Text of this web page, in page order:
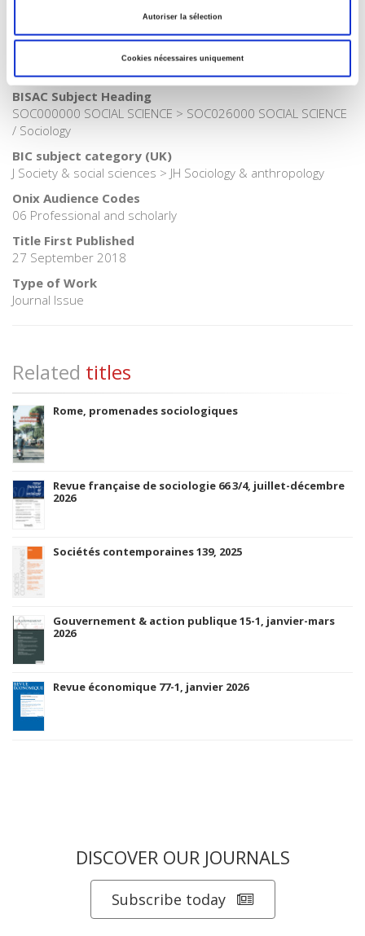
Autoriser la sélection
Cookies nécessaires uniquement
Publisher Category
>Sociology
BISAC Subject Heading
SOC000000 SOCIAL SCIENCE > SOC026000 SOCIAL SCIENCE
/ Sociology
BIC subject category (UK)
J Society & social sciences > JH Sociology & anthropology
Onix Audience Codes
06 Professional and scholarly
Title First Published
27 September 2018
Type of Work
Journal Issue
Related titles
Rome, promenades sociologiques
Revue française de sociologie 66 3/4, juillet-décembre
2026
Sociétés contemporaines 139, 2025
Gouvernement & action publique 15-1, janvier-mars
2026
Revue économique 77-1, janvier 2026
DISCOVER OUR JOURNALS
Subscribe today